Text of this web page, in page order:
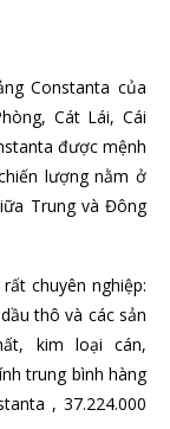
Constanta của
Cát Lái, Cái
được mệnh
lượng nằm ở
Trung và Đông
chuyên nghiệp:
thô và các sản
kim loại cán,
trung bình hàng
, 37.224.000